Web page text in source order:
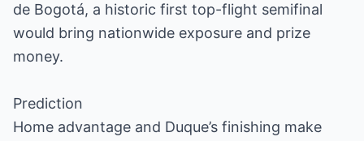
de Bogotá, a historic first top-flight semifinal
would bring nationwide exposure and prize
money.
Prediction
Home advantage and Duque’s finishing make